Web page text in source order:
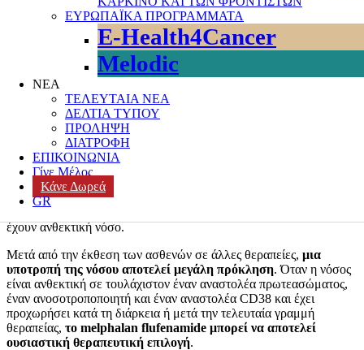
ΕΥΡΩΠΑΪΚΑ ΠΡΟΓΡΑΜΜΑΤΑ
E-Health4Cancer
Melodic
ΝΕΑ
ΤΕΛΕΥΤΑΙΑ ΝΕΑ
ΔΕΛΤΙΑ ΤΥΠΟΥ
ΠΡΟΛΗΨΗ
ΔΙΑΤΡΟΦΗ
ΕΠΙΚΟΙΝΩΝΙΑ
Γίνε Μέλος
Κάνε Δωρεά
GR
Πρόκειται για ένα φάρμακο που είναι κατάλληλο για ενήλικες
ασθενείς που έχουν πρώτα λάβει τρεις γραμμές θεραπείας αλλά η
νόσος τους έχει υποτροπιάσει.
Το Πολλαπλό Μυέλωμα εμφανίζεται όταν τα πλασματοκύτταρα,
ένας τύπος λευκών αιμοσφαιρίων, γίνονται καρκινικά και
αναπτύσσονται ανεξέλεγκτα στον μυελό των οστών, στον
σπογγώδη ιστό μέσα στα οστά. Τα πλασματοκύτταρα γεμίζουν τον
μυελό των οστών, χωρίς να αφήνουν χώρο για τη δημιουργία υγιών
αιμοσφαιρίων και μπορούν επίσης να βλάψουν το ίδιο το οστό.
Ενώ υπάρχουν εγκεκριμένες θεραπείες που βοηθούν στον έλεγχο
των πλασματοκυττάρων και στην ανακούφιση των συμπτωμάτων
του Πολλαπλού Μυελώματος, εντούτοις ορισμένοι ασθενείς
έχουν ανθεκτική νόσο.
Μετά από την έκθεση των ασθενών σε άλλες θεραπείες, μια
υποτροπή της νόσου αποτελεί μεγάλη πρόκληση. Όταν η νόσος
είναι ανθεκτική σε τουλάχιστον έναν αναστολέα πρωτεασώματος,
έναν ανοσοτροποποιητή και έναν αναστολέα CD38 και έχει
προχωρήσει κατά τη διάρκεια ή μετά την τελευταία γραμμή
θεραπείας, το melphalan flufenamide μπορεί να αποτελεί
ουσιαστική θεραπευτική επιλογή.